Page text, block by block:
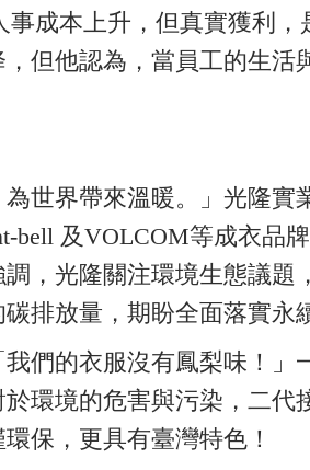
成本上升，但真實獲利，
但他認為，當員工的生
世界帶來溫暖。」光隆
bell 及VOLCOM等成衣品
，光隆關注環境生態議
排放量，期盼全面落實永
們的衣服沒有鳳梨味！
環境的危害與污染，二
保，更具有臺灣特色！